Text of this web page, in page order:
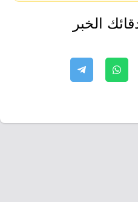
الخبر